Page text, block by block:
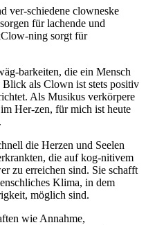
ver-schiedene clowneske
für lachende und
ning sorgt für
barkeiten, die ein Mensch
als Clown ist stets positiv
Als Musikus verkörpere
Her-zen, für mich ist heute
die Herzen und Seelen
die auf kog-nitivem
zu erreichen sind. Sie schafft
Klima, in dem
möglich sind.
wie Annahme,